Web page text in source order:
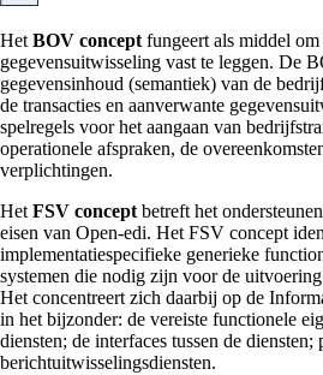
Het BOV concept fungeert als middel om
gegevensuitwisseling vast te leggen. De
gegevensinhoud (semantiek) van de
de transacties en aanverwante
spelregels voor het aangaan van
operationele afspraken, de
verplichtingen.
Het FSV concept betreft het
eisen van Open-edi. Het FSV concept
implementatiespecifieke generieke
systemen die nodig zijn voor de
Het concentreert zich daarbij op de
in het bijzonder: de vereiste functionele
diensten; de interfaces tussen de diensten;
berichtuitwisselingsdiensten.